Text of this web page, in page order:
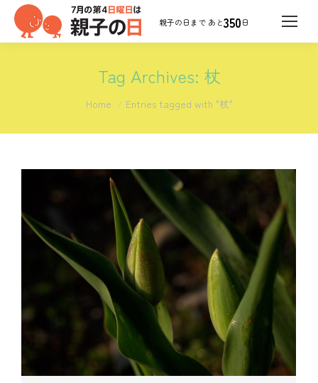
350日
Tag Archives: 杖
You are here:
Home Entries tagged with "杖"